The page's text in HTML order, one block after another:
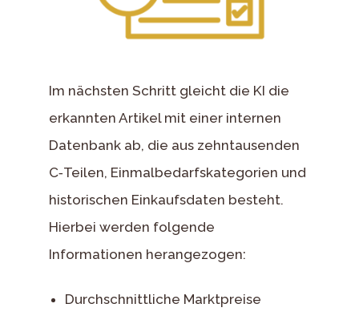
Im nächsten Schritt gleicht die KI die
erkannten Artikel mit einer internen
Datenbank ab, die aus zehntausenden
C‑Teilen, Einmalbedarfskategorien und
historischen Einkaufsdaten besteht.
Hierbei werden folgende
Informationen herangezogen:
Durchschnittliche Marktpreise